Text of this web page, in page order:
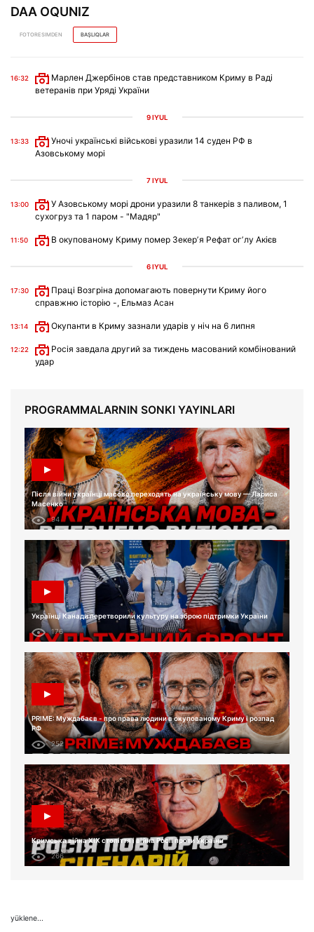
DAA OQUNIZ
FOTORESIMDEN BAŞLIQLAR
16:32
Марлен Джербінов став представником Криму в Раді
ветеранів при Уряді України
9 IYÜL
13:33
Уночі українські військові уразили 14 суден РФ в
Азовському морі
7 IYÜL
13:00
У Азовському морі дрони уразили 8 танкерів з паливом, 1
сухогруз та 1 паром - "Мадяр"
11:50 В окупованому Криму помер Зекерʼя Рефат огʼлу Акієв
6 IYÜL
17:30
Праці Возгріна допомагають повернути Криму його
справжню історію -, Ельмаз Асан
13:14 Окупанти в Криму зазнали ударів у ніч на 6 липня
12:22
Росія завдала другий за тиждень масований комбінований
удар
PROGRAMMALARNIN SONKI YAYINLARI
Після війни українці масово переходять на українську мову — Лариса
Масенко
94
Українці Канади перетворили культуру на зброю підтримки України
176
PRIME: Муждабаєв - про права людини в окупованому Криму і розпад
РФ
252
Кримська війна XIX століття і війна Росії проти України
266
yüklene...